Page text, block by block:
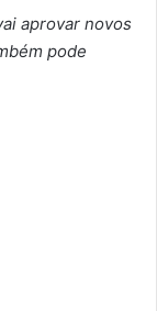
aprovar novos
pode